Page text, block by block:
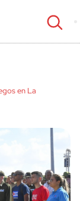
en La